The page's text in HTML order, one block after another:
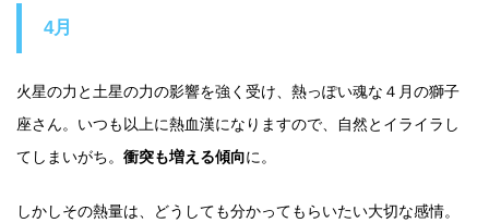
4月
火星の力と土星の力の影響を強く受け、熱っぽい魂な４月の獅子
座さん。いつも以上に熱血漢になりますので、自然とイライラし
てしまいがち。 衝突も増える傾向に。
しかしその熱量は、どうしても分かってもらいたい大切な感情。